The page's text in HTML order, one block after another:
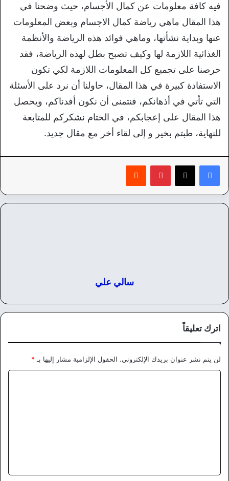
فيه كافة معلومات عن كمال الأجسام، حيث وضحنا في
هذا المقال ماهي رياضة كمال الاجسام وبعض المعلومات
عنها وبداية نشأتها، وماهي فوائد هذه الرياضة والأنظمة
الغذائية اللازمة لها وكيف تصبح بطل لهذه الرياضة، فقد
حرصنا على تجميع كل المعلومات اللازمة لكي تكون
الاستفادة كبيرة في هذا المقال، حاولنا أن نرد على الأسئلة
التي تأتي في أذهانكم، فنتمنى أن نكون أفدناكم، ويحصل
هذا المقال على إعجابكم، في الختام نشكركم للمتابعة
للنهاية، طبتم بخير و إلى لقاء أخر مع مقال جديد.
بينتيريست
سالي علي
اترك تعليقاً
لن يتم نشر عنوان بريدك الإلكتروني. الحقول الإلزامية مشار إليها بـ *